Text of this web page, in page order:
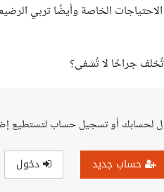
الخاصة وأيضًا تربي الرضيعة
جراحًا لا تُشفى؟
لحسابك أو تسجيل حساب لتستطيع
حساب جديد دخول